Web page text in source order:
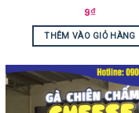
9₫
THÊM VÀO GIỎ HÀNG